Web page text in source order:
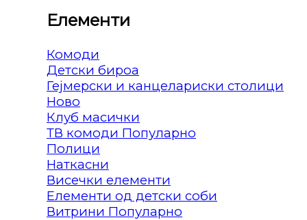
Елементи
Комоди
Детски бироа
Гејмерски и канцелариски столици
Клуб масички
ТВ комоди
Полици
Наткасни
Висечки елементи
Елементи од детски соби
Витрини